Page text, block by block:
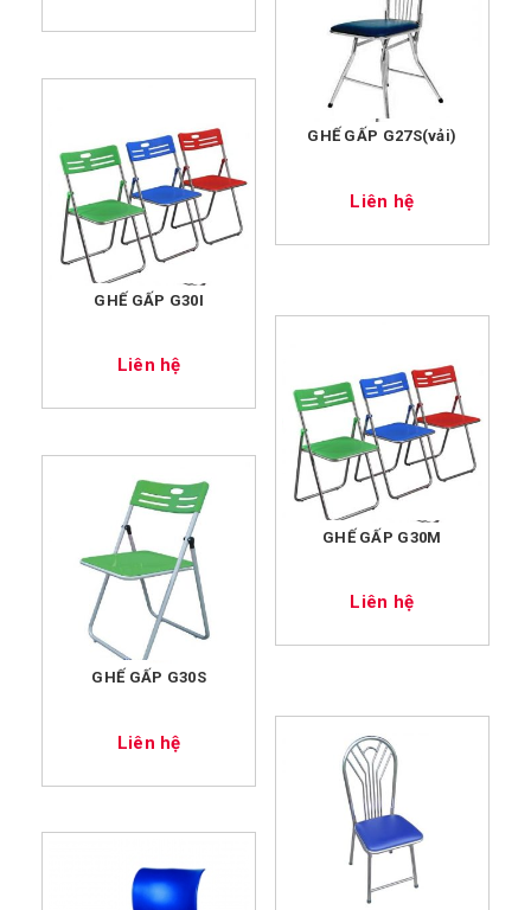
GHẾ GẤP G27S(vải)
Liên hệ
GHẾ GẤP G30I
Liên hệ
GHẾ GẤP G30M
Liên hệ
GHẾ GẤP G30S
Liên hệ